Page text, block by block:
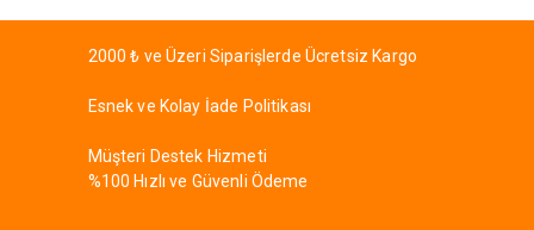
2000 ₺ ve Üzeri Siparişlerde Ücretsiz Kargo
Esnek ve Kolay İade Politikası
Müşteri Destek Hizmeti
%100 Hızlı ve Güvenli Ödeme